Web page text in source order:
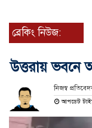
ব্রেকিং নিউজ:
উত্তরায় ভবনে
নিজস্ব
আপডেট